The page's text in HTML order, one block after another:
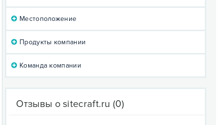
Местоположение
Продукты компании
Команда компании
Отзывы о sitecraft.ru (0)